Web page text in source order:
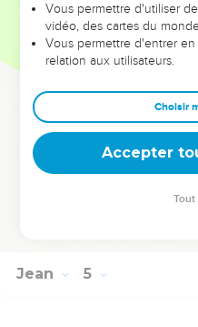
lui répondirent : —C’est hier
que la fièvre l’a quitté.
Le père constata que
toute sa famille.
Tel est le deuxième signe
en Galilée, après son retour
La Bible Du Semeur Copyright © 1992,
Jean 5
Vous permettre d'utiliser
vidéo, des cartes du
Vous permettre d'entrer
relation aux utilisateurs.
Choisir
Accepter
Tout